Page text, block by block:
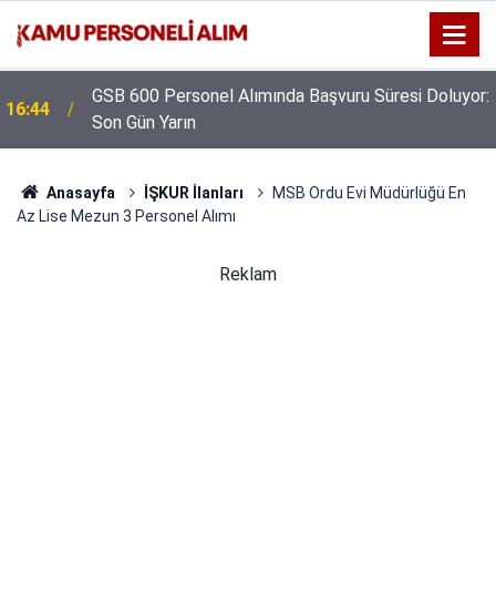
16:44
GSB 600 Personel Alımında Başvuru Süresi Doluyor:
Son Gün Yarın
Anasayfa İŞKUR İlanları
MSB Ordu Evi Müdürlüğü En
Az Lise Mezun 3 Personel Alımı
Reklam